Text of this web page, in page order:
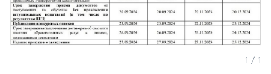
Медиа
1 / 1